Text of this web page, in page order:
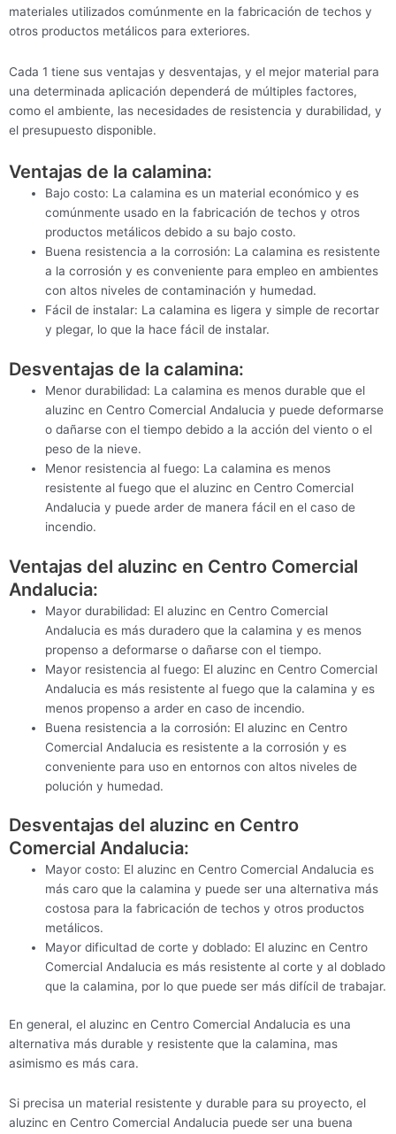
materiales utilizados comúnmente en la fabricación de techos y
otros productos metálicos para exteriores.
Cada 1 tiene sus ventajas y desventajas, y el mejor material para
una determinada aplicación dependerá de múltiples factores,
como el ambiente, las necesidades de resistencia y durabilidad, y
el presupuesto disponible.
Ventajas de la calamina:
Bajo costo: La calamina es un material económico y es
comúnmente usado en la fabricación de techos y otros
productos metálicos debido a su bajo costo.
Buena resistencia a la corrosión: La calamina es resistente
a la corrosión y es conveniente para empleo en ambientes
con altos niveles de contaminación y humedad.
Fácil de instalar: La calamina es ligera y simple de recortar
y plegar, lo que la hace fácil de instalar.
Desventajas de la calamina:
Menor durabilidad: La calamina es menos durable que el
aluzinc en Centro Comercial Andalucia y puede deformarse
o dañarse con el tiempo debido a la acción del viento o el
peso de la nieve.
Menor resistencia al fuego: La calamina es menos
resistente al fuego que el aluzinc en Centro Comercial
Andalucia y puede arder de manera fácil en el caso de
incendio.
Ventajas del aluzinc en Centro Comercial
Andalucia:
Mayor durabilidad: El aluzinc en Centro Comercial
Andalucia es más duradero que la calamina y es menos
propenso a deformarse o dañarse con el tiempo.
Mayor resistencia al fuego: El aluzinc en Centro Comercial
Andalucia es más resistente al fuego que la calamina y es
menos propenso a arder en caso de incendio.
Buena resistencia a la corrosión: El aluzinc en Centro
Comercial Andalucia es resistente a la corrosión y es
conveniente para uso en entornos con altos niveles de
polución y humedad.
Desventajas del aluzinc en Centro
Comercial Andalucia:
Mayor costo: El aluzinc en Centro Comercial Andalucia es
más caro que la calamina y puede ser una alternativa más
costosa para la fabricación de techos y otros productos
metálicos.
Mayor dificultad de corte y doblado: El aluzinc en Centro
Comercial Andalucia es más resistente al corte y al doblado
que la calamina, por lo que puede ser más difícil de trabajar.
En general, el aluzinc en Centro Comercial Andalucia es una
alternativa más durable y resistente que la calamina, mas
asimismo es más cara.
Si precisa un material resistente y durable para su proyecto, el
aluzinc en Centro Comercial Andalucia puede ser una buena